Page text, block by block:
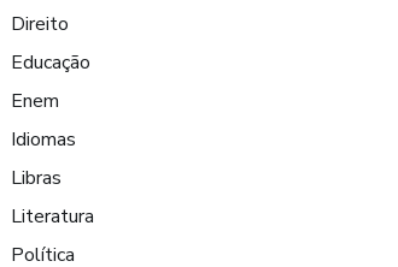
Direito
Educação
Enem
Idiomas
Libras
Literatura
Política